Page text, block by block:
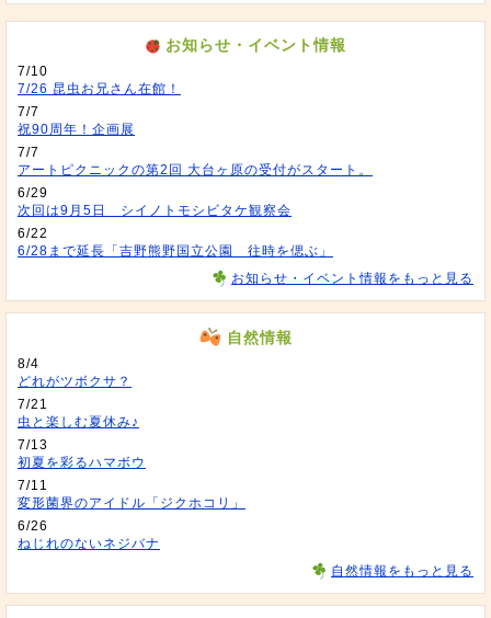
お知らせ・イベント情報
7/10
7/26 昆虫お兄さん在館！
7/7
祝90周年！企画展
7/7
アートピクニックの第2回 大台ヶ原の受付がスタート。
6/29
次回は9月5日 シイノトモシビタケ観察会
6/22
6/28まで延長「吉野熊野国立公園 往時を偲ぶ」
お知らせ・イベント情報をもっと見る
自然情報
8/4
どれがツボクサ？
7/21
虫と楽しむ夏休み♪
7/13
初夏を彩るハマボウ
7/11
変形菌界のアイドル「ジクホコリ」
6/26
ねじれのないネジバナ
自然情報をもっと見る